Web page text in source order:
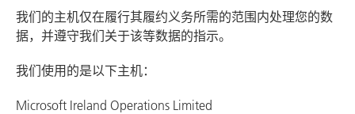
我们的主机仅在履行其履约义务所需的范围内处理您的数
据，并遵守我们关于该等数据的指示。
我们使用的是以下主机：
Microsoft Ireland Operations Limited